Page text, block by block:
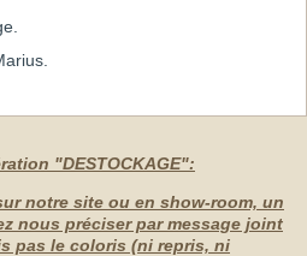
"DESTOCKAGE":
notre site ou en show-room, un
nous préciser par message joint
pas le coloris (ni repris, ni